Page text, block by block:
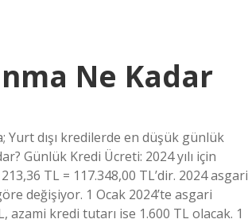
Ne Kadar
Yurt dışı kredilerde en düşük günlük
Günlük Kredi Ücreti: 2024 yılı için
TL = 117.348,00 TL’dir. 2024 asgari
değişiyor. 1 Ocak 2024’te asgari
azami kredi tutarı ise 1.600 TL olacak. 1